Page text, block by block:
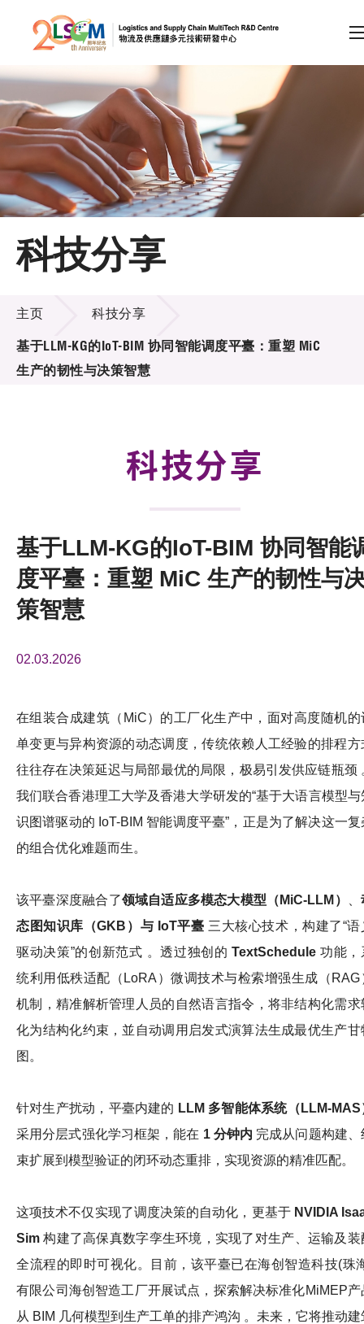
跳到内容（按回车键）
会员登录
A EN 繁 简
主页
关于LSCM
技术商品化
项目及资助计划
活动及消息
科技分享
科技分享
主页 科技分享
基于LLM-KG的IoT-BIM 协同智能调度平臺：重塑 MiC
生产的韧性与决策智慧
科技分享
基于LLM-KG的IoT-BIM 协同智能
度平臺：重塑 MiC 生产的韧性与
策智慧
02.03.2026
在组装合成建筑（MiC）的工厂化生产中，面对高度随机的
单变更与异构资源的动态调度，传统依赖人工经验的排程方
往往存在决策延迟与局部最优的局限，极易引发供应链瓶颈
我们联合香港理工大学及香港大学研发的“基于大语言模型与
识图谱驱动的 IoT-BIM 智能调度平臺”，正是为了解决这一复
的组合优化难题而生。
该平臺深度融合了领域自适应多模态大模型（ MiC-LLM ） 、
态图知识库（GKB ）与 IoT平臺 三大核心技术，构建了“语
驱动决策”的创新范式 。透过独创的TextSchedule 功能，
统利用低秩适配（LoRA）微调技术与检索增强生成（RAG
机制，精准解析管理人员的自然语言指令，将非结构化需求
化为结构化约束，並自动调用启发式演算法生成最优生产甘
图。
针对生产扰动，平臺内建的 LLM 多智能体系统（ LLM-MAS
采用分层式强化学习框架，能在 1 分钟内 完成从问题构建、
束扩展到模型验证的闭环动态重排，实现资源的精准匹配。
这项技术不仅实现了调度决策的自动化，更基于 NVIDIA
Sim 构建了高保真数字孪生环境，实现了对生产、运输及装
全流程的即时可视化。目前，该平臺已在海创智造科技(珠
有限公司海创智造工厂开展试点，探索解决标准化MiMEP产
从 BIM 几何模型到生产工单的排产鸿沟 。未来，它将推动建